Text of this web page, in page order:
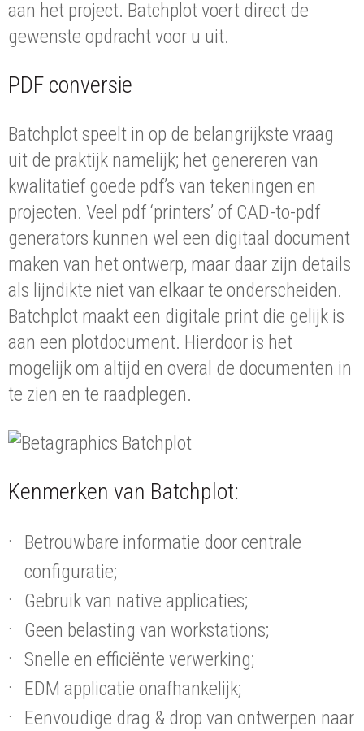
aan het project. Batchplot voert direct de
gewenste opdracht voor u uit.
PDF conversie
Batchplot speelt in op de belangrijkste vraag
uit de praktijk namelijk; het genereren van
kwalitatief goede pdf’s van tekeningen en
projecten. Veel pdf ‘printers’ of CAD-to-pdf
generators kunnen wel een digitaal document
maken van het ontwerp, maar daar zijn details
als lijndikte niet van elkaar te onderscheiden.
Batchplot maakt een digitale print die gelijk is
aan een plotdocument. Hierdoor is het
mogelijk om altijd en overal de documenten in
te zien en te raadplegen.
Kenmerken van Batchplot:
Betrouwbare informatie door centrale
configuratie;
Gebruik van native applicaties;
Geen belasting van workstations;
Snelle en efficiënte verwerking;
EDM applicatie onafhankelijk;
Eenvoudige drag & drop van ontwerpen naar